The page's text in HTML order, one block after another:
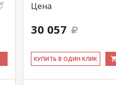
Цена
30 057
КУ­ПИТЬ В ОДИН КЛИК